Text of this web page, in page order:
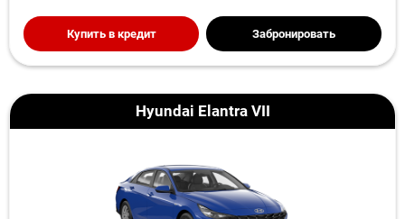
Купить в кредит Забронировать
Hyundai Elantra VII